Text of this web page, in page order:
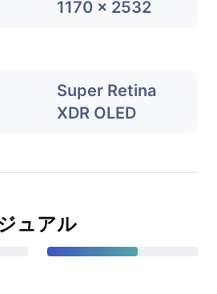
1170 x 2532
Super Retina
XDR OLED
ュアル